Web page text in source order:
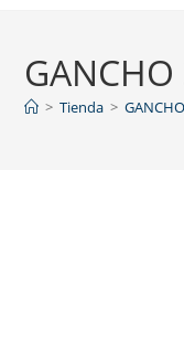
> Tienda >